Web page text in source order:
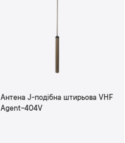
Антена J-подібна штирьова VHF
Agent-404V